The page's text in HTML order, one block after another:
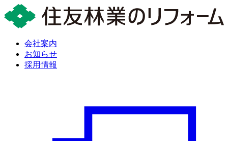
会社案内
お知らせ
採用情報